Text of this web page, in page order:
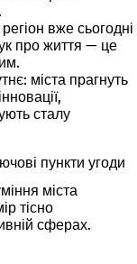
регіон вже сьогодні
про життя — це
: міста прагнуть
сталу
пункти угоди
міста
тісно
сферах.